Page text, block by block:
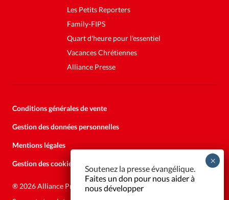
Les Petits Reporters
Family-FIPS
Quart d'heure pour l'essentiel
Vacances Chrétiennes
Alliance Presse
Conditions générales de vente
Gestion des données personnelles
Mentions légales
Gestion des cookies
® 2026 Alliance Presse
Soutenez la presse évangélique.
Faites un don pour nous aider à
nous développer